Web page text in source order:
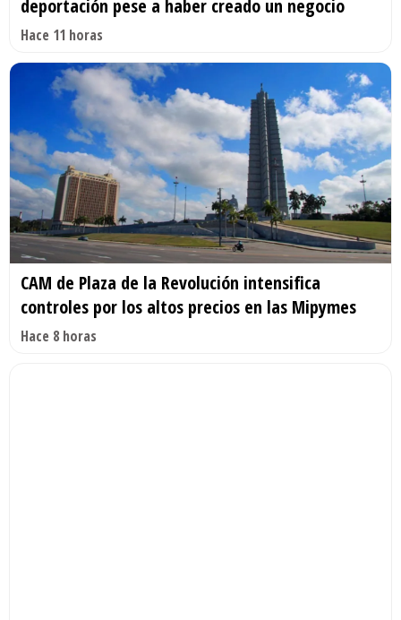
deportación pese a haber creado un negocio
Hace 11 horas
CAM de Plaza de la Revolución intensifica
controles por los altos precios en las Mipymes
Hace 8 horas